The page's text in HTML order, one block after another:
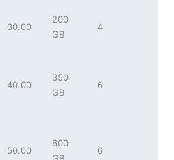
30.00
200
GB
4
40.00
350
GB
6
50.00
600
6